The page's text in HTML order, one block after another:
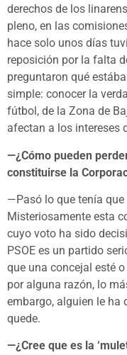
derechos de los
pleno, en las
hace solo unos días
reposición por la falta
preguntaron qué
simple: conocer la
fútbol, de la Zona de
afectan a los intereses
—¿Cómo pueden
constituirse la
—Pasó lo que tenía
Misteriosamente esta
cuyo voto ha sido
PSOE es un partido
que una concejal esté
por alguna razón, lo
embargo, alguien le ha
quede.
—¿Cree que es la